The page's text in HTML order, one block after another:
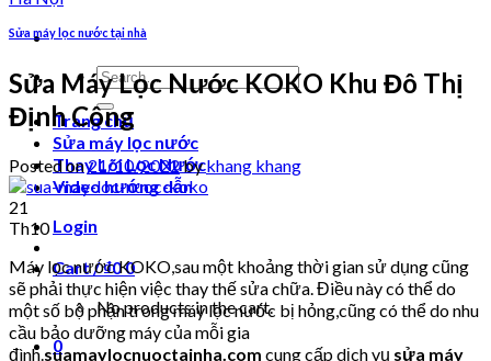
Search
for:
Trang chủ
Sửa máy lọc nước
Thay Lõi Lọc Nước
Video hướng dẫn
Login
Cart /₫00
No products in the cart.
0
Sửa máy lọc nước tại nhà
Sửa Máy Lọc Nước KOKO Khu Đô Thị
Định Công
Posted on21/10/2022bykhang khang
21
Th10
Máy lọc nước KOKO,sau một khoảng thời gian sử dụng cũng
sẽ phải thực hiện việc thay thế sửa chữa. Điều này có thể do
một số bộ phận trong máy lọc nước bị hỏng,cũng có thể do nhu
cầu bảo dưỡng máy của mỗi gia
đình.suamaylocnuoctainha.com cung cấp dịch vụ sửa máy